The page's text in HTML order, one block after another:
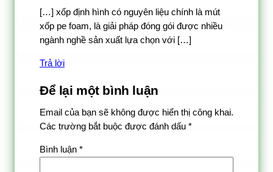
[…] xốp định hình có nguyên liệu chính là mút
xốp pe foam, là giải pháp đóng gói được nhiều
ngành nghề sản xuất lựa chọn với […]
Trả lời
Để lại một bình luận
Email của bạn sẽ không được hiển thị công khai.
Các trường bắt buộc được đánh dấu *
Bình luận *